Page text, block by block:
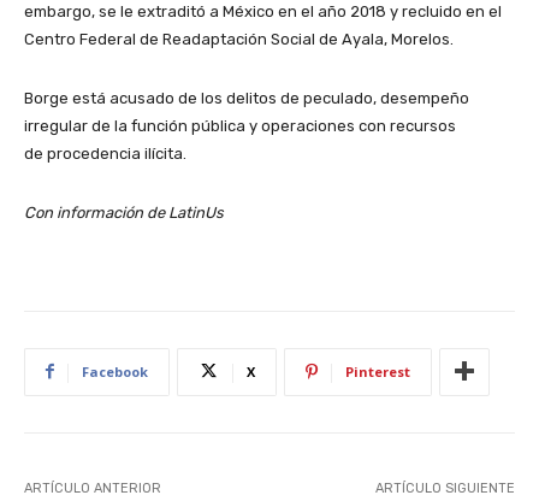
embargo, se le extraditó a México en el año 2018 y recluido en el
Centro Federal de Readaptación Social de Ayala, Morelos.
Borge está acusado de los delitos de peculado, desempeño
irregular de la función pública y operaciones con recursos
de procedencia ilícita.
Con información de LatinUs
Facebook X Pinterest
ARTÍCULO ANTERIOR ARTÍCULO SIGUIENTE